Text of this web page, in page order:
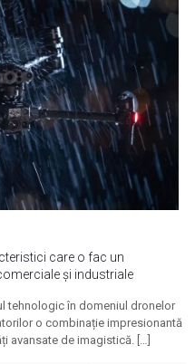
care o fac un
și industriale
tehnologic în domeniul dronelor
o combinație impresionantă
avansate de imagistică. […]